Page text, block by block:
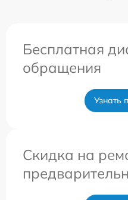
Бесплатная
обращения
Узнать
Скидка на